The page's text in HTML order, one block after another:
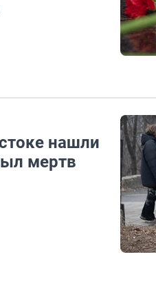
нашли
мертв